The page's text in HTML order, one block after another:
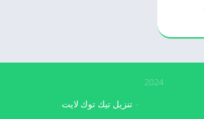
2024
تنزيل تيك توك لايت